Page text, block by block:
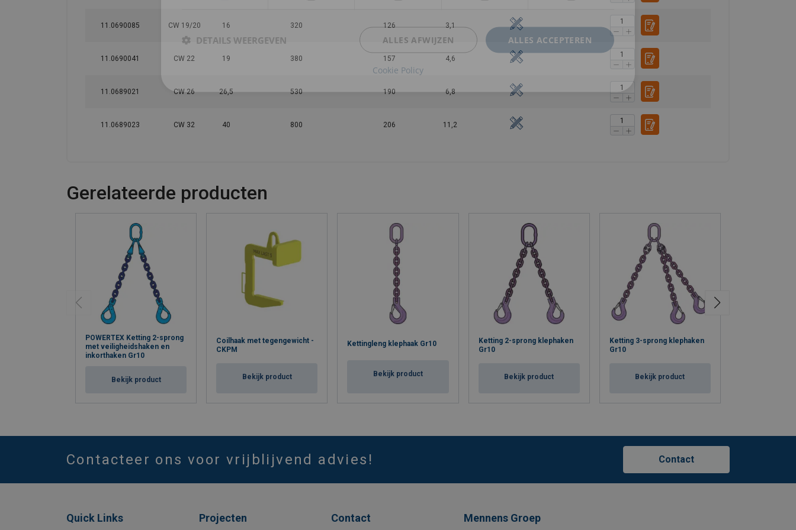
11.0690085 CW 19/20 16 320 126 3,1
11.0690041 CW 22 19 380 157 4,6
11.0689021 CW 26 26,5 530 190 6,8
11.0689023 CW 32 40 800 206 11,2
Gerelateerde producten
POWERTEX Ketting 2-sprong
met veiligheidshaken en
inkorthaken Gr10
Bekijk product
Coilhaak met tegengewicht -
CKPM
Bekijk product
Kettingleng klephaak Gr10
Bekijk product
Ketting 2-sprong klephaken
Gr10
Bekijk product
Ketting 3-sprong klephaken
Gr10
Bekijk product
Contacteer ons voor vrijblijvend advies! Contact
Quick Links Projecten Contact Mennens Groep
ALLES ACCEPTEREN
ALLES AFWIJZEN
DETAILS WEERGEVEN
Cookie Policy